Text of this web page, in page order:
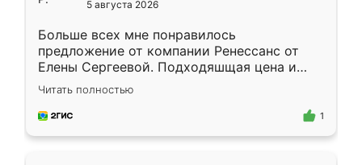
5 августа 2026
Больше всех мне понравилось
предложение от компании Ренессанс от
Елены Сергеевой. Подходяшщая цена и
короткие сроки изготовления. Приехавший
для замера сотрудник Владислав
предложил по моему эскизу самый
Читать полностью
1